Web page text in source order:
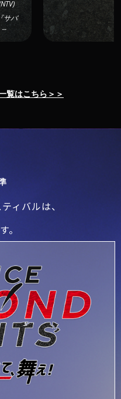
サバ
～
-
覧はこちら＞＞
ィバルは、
。